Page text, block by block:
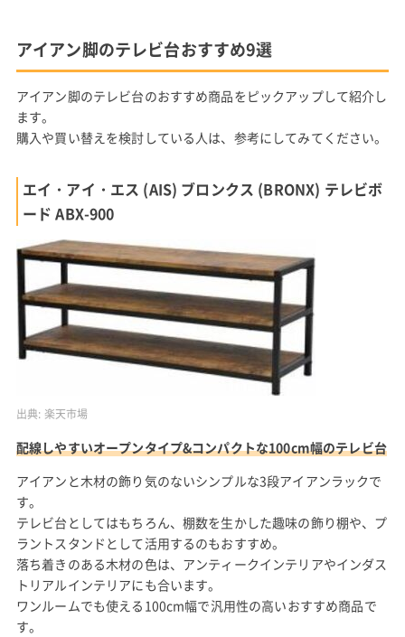
アイアン脚のテレビ台おすすめ9選
アイアン脚のテレビ台のおすすめ商品をピックアップして紹介し
ます。
購入や買い替えを検討している人は、参考にしてみてください。
エイ・アイ・エス (AIS) ブロンクス (BRONX) テレビボ
ード ABX-900
出典: 楽天市場
配線しやすいオープンタイプ&コンパクトな100cm幅のテレビ台
アイアンと木材の飾り気のないシンプルな3段アイアンラックで
す。
テレビ台としてはもちろん、棚数を生かした趣味の飾り棚や、プ
ラントスタンドとして活用するのもおすすめ。
落ち着きのある木材の色は、アンティークインテリアやインダス
トリアルインテリアにも合います。
ワンルームでも使える100cm幅で汎用性の高いおすすめ商品で
す。